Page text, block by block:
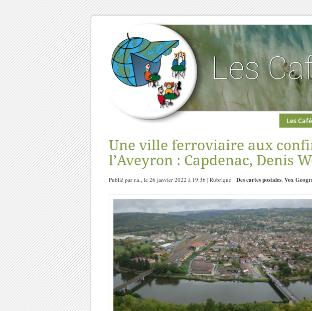
Les
Une ville ferroviaire aux
l’Aveyron : Capdenac, Denis
Publié par r.a., le 26 janvier 2022 à 19:36 | Rubrique : Des cartes postales, Vox